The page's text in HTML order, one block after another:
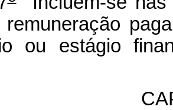
remuneração
ou estágio